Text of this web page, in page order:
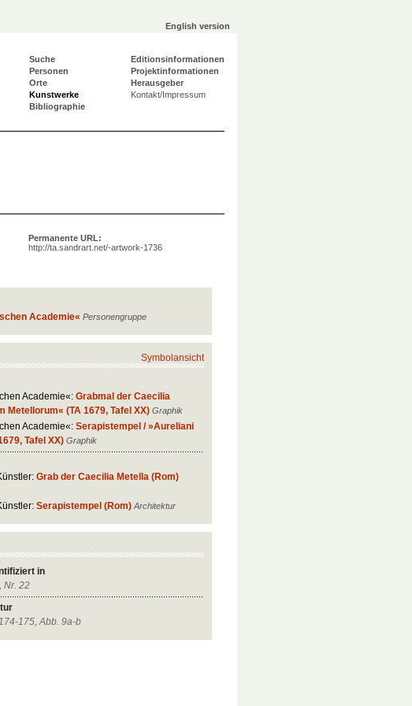
English version
Suche
Personen
Orte
Kunstwerke
Bibliographie
Editionsinformationen
Projektinformationen
Herausgeber
Kontakt/Impressum
Permanente URL:
http://ta.sandrart.net/-artwork-1736
Academie« Personengruppe
Symbolansicht
Academie«:Grabmal der Caecilia
Metellorum« (TA 1679, Tafel XX) Graphik
Academie«:Serapistempel / »Aureliani
Tafel XX) Graphik
Grab der Caecilia Metella (Rom)
Serapistempel (Rom) Architektur
in
Nr. 22
175, Abb. 9a-b